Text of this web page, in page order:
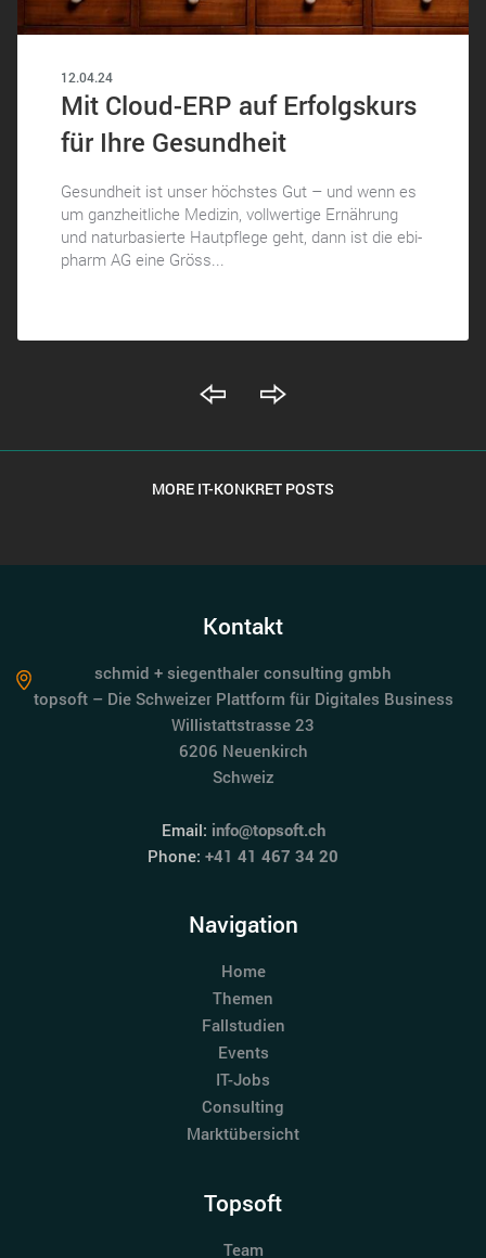
12.04.24
Mit Cloud-ERP auf Erfolgskurs
für Ihre Gesundheit
Gesundheit ist unser höchstes Gut – und wenn es
um ganzheitliche Medizin, vollwertige Ernährung
und naturbasierte Hautpflege geht, dann ist die ebi-
pharm AG eine Gröss...
MORE IT-KONKRET POSTS
Kontakt
schmid + siegenthaler consulting gmbh
topsoft – Die Schweizer Plattform für Digitales Business
Willistattstrasse 23
6206 Neuenkirch
Schweiz
Email: info@topsoft.ch
Phone: +41 41 467 34 20
Navigation
Home
Themen
Fallstudien
Events
IT-Jobs
Consulting
Marktübersicht
Topsoft
Team